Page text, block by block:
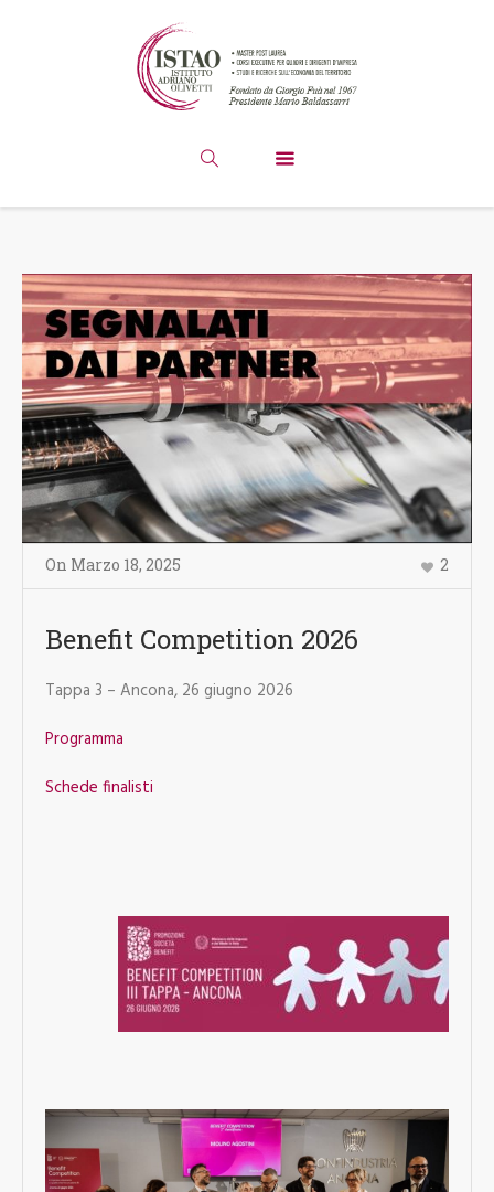
On Marzo 18, 2025 2
Benefit Competition 2026
Tappa 3 – Ancona, 26 giugno 2026
Programma
Schede finalisti